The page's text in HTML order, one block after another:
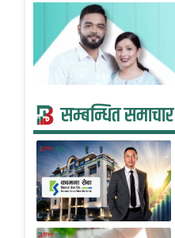
सम्बन्धित समाचार